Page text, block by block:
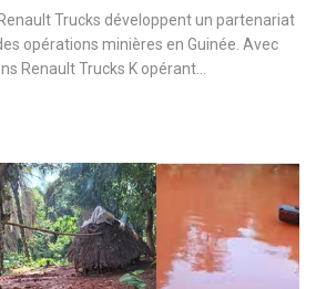
Trucks développent un partenariat
opérations minières en Guinée. Avec
Renault Trucks K opérant…